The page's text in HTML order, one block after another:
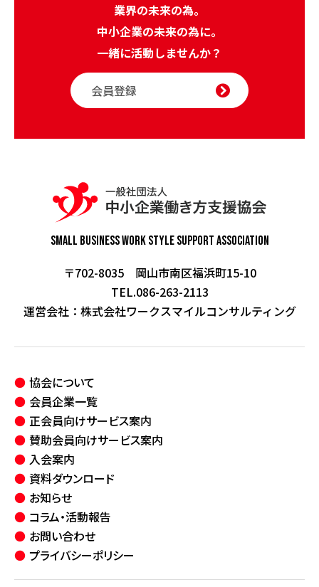
業界の未来の為。
中小企業の未来の為に。
一緒に活動しませんか？
会員登録
Small Business Work StyleSupport Association
〒702-8035 岡山市南区福浜町15-10
TEL.086-263-2113
運営会社： 株式会社ワークスマイルコンサルティング
協会について
会員企業一覧
正会員向けサービス案内
賛助会員向けサービス案内
入会案内
資料ダウンロード
お知らせ
コラム・活動報告
お問い合わせ
プライバシーポリシー